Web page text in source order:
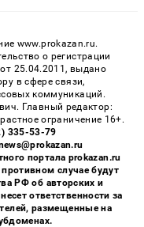
www.prokazan.ru.
о регистрации
25.04.2011, выдано
в сфере связи,
коммуникаций.
Главный редактор:
ограничение 16+.
335-53-79
портала prokazan.ru
случае будут
РФ об авторских и
ответственности за
размещенные на